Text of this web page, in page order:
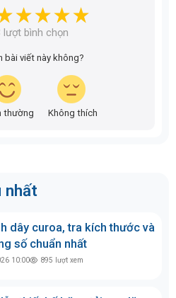
tình trạng dây băng
thường do lắp đặt chưa
hệ thống thiếu gân dẫn
cần thay thế dây belt